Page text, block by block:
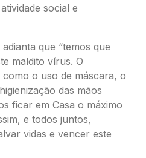
social e
que “temos que
maldito vírus. O
o uso de máscara, o
das mãos
ficar em Casa o máximo
e todos juntos,
vidas e vencer este